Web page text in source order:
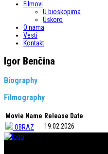
Filmovi
U bioskopima
Uskoro
O nama
Vesti
Kontakt
Igor Benčina
Biography
Filmography
Movie Name Release Date
OBRAZ
19.02.2026